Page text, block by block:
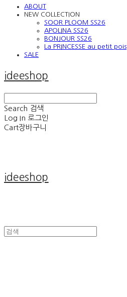
ABOUT
NEW COLLECTION
SOOR PLOOM SS26
APOLINA SS26
BONJOUR SS26
La PRINCESSE au petit pois
SALE
ideeshop
Search 검색
Log In 로그인
Cart장바구니
ideeshop